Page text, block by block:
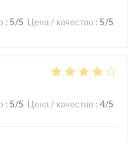
: 5/5 Цена / качество : 5/5
: 5/5 Цена / качество : 4/5